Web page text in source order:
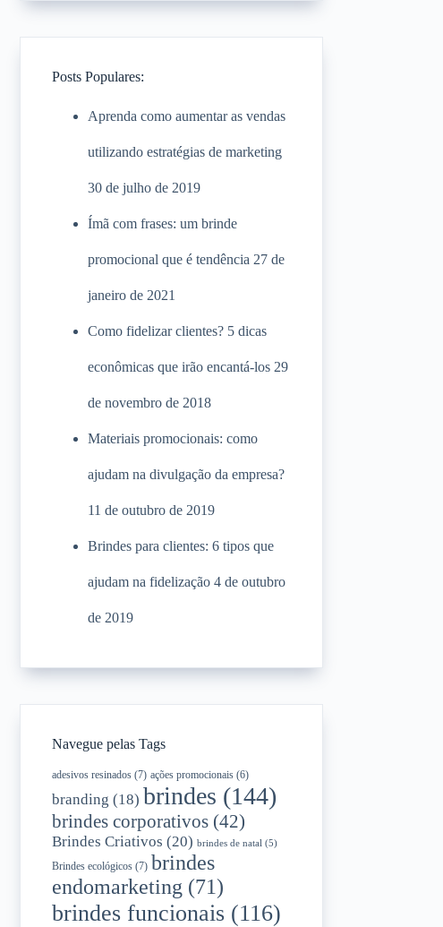
Posts Populares:
Aprenda como aumentar as vendas
utilizando estratégias de marketing
30 de julho de 2019
Ímã com frases: um brinde
promocional que é tendência 27 de
janeiro de 2021
Como fidelizar clientes? 5 dicas
econômicas que irão encantá-los 29
de novembro de 2018
Materiais promocionais: como
ajudam na divulgação da empresa?
11 de outubro de 2019
Brindes para clientes: 6 tipos que
ajudam na fidelização 4 de outubro
de 2019
Navegue pelas Tags
adesivos resinados(7) ações promocionais(6)
branding (18) brindes (144)
brindes corporativos(42)
Brindes Criativos (20) brindes de natal (5)
Brindes ecológicos(7) brindes
endomarketing (71)
brindes funcionais(116)